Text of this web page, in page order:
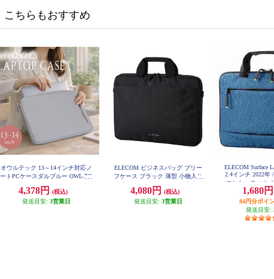
こちらもおすすめ
オウルテック 13～14インチ対応ノ
ートPCケースダルブルー OWL-PC
4,378円
(税込)
発送目安: 3営業日
ELECOM ビジネスバッグ ブリー
フケース ブラック 薄型 小物入れ
げ BM-BSTHBK
4,080円
(税込)
発送目安: 3営業日
ELECOM Surface
2.4インチ 2022年
コンケース ハン
ー BM-
1,680
84円分ポイ
発送目安: